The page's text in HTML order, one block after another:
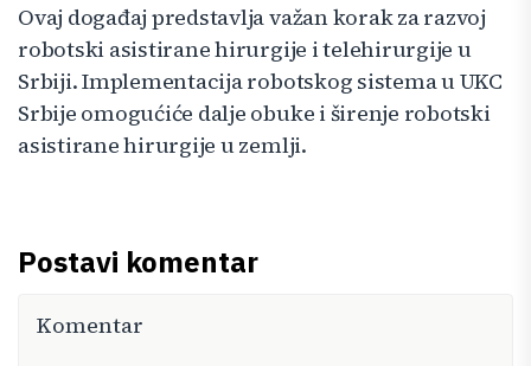
Ovaj događaj predstavlja važan korak za razvoj
robotski asistirane hirurgije i telehirurgije u
Srbiji. Implementacija robotskog sistema u UKC
Srbije omogućiće dalje obuke i širenje robotski
asistirane hirurgije u zemlji.
Postavi komentar